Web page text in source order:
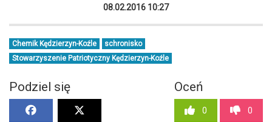
08.02.2016 10:27
Chemik Kędzierzyn-Koźle
schronisko
Stowarzyszenie Patriotyczny Kędzierzyn-Koźle
Podziel się Oceń
0 0